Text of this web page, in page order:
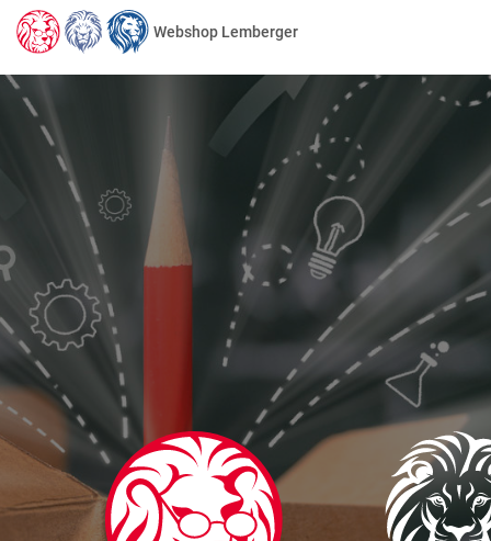
Webshop Lemberger